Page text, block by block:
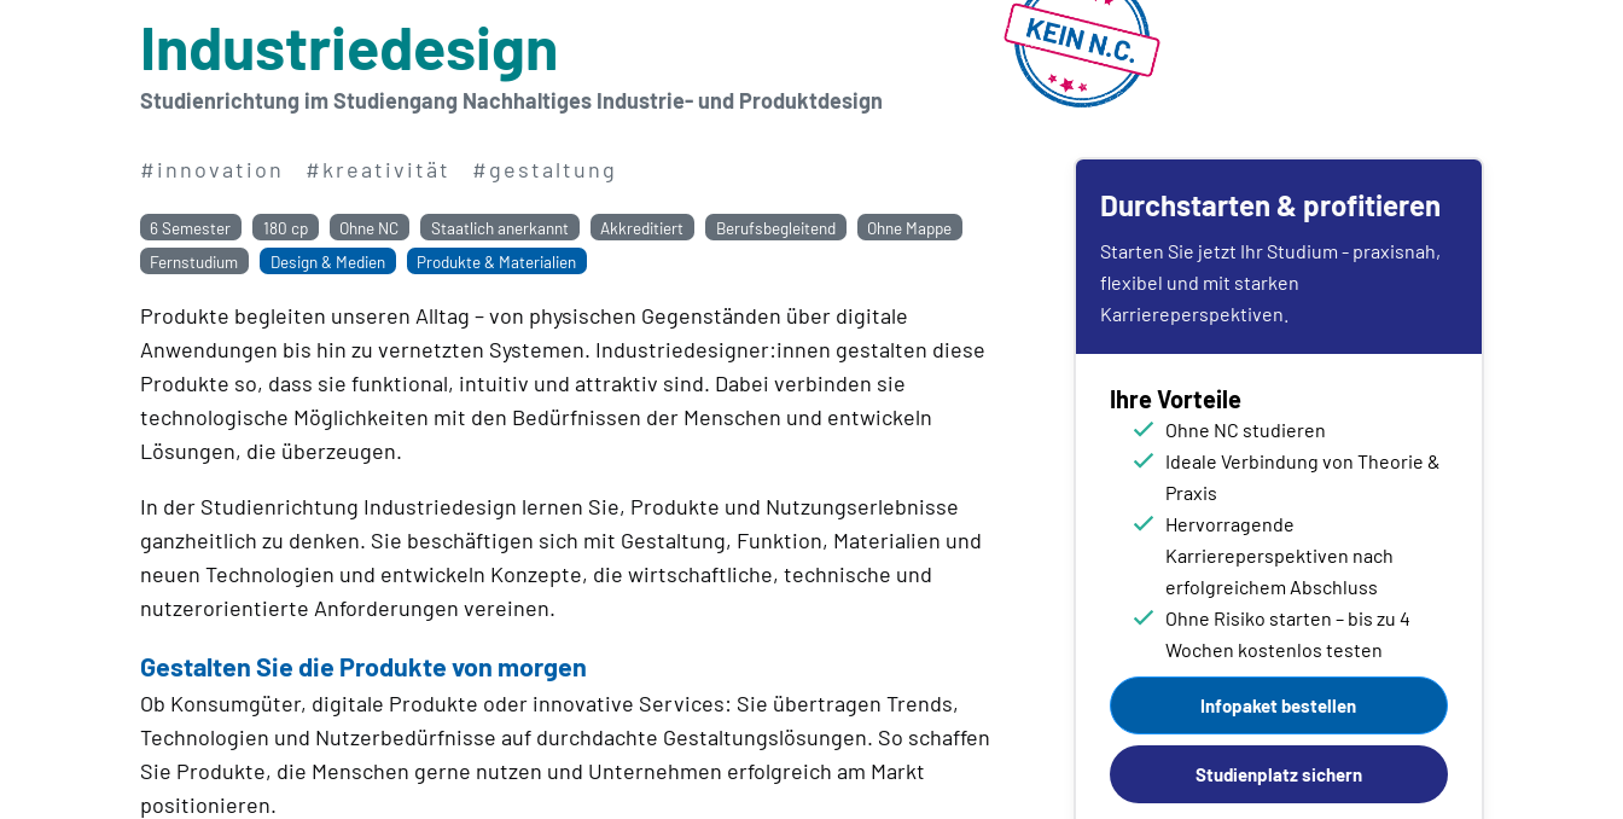
Industriedesign
Studienrichtung im Studiengang Nachhaltiges Industrie- und Produktdesign
#innovation #kreativität #gestaltung
6 Semester 180 cp Ohne NC Staatlich anerkannt Akkreditiert Berufsbegleitend
Ohne Mappe
Fernstudium
Design & Medien Produkte & Materialien
Produkte begleiten unseren Alltag – von physischen Gegenständen über digitale
Anwendungen bis hin zu vernetzten Systemen. Industriedesigner:innen gestalten diese
Produkte so, dass sie funktional, intuitiv und attraktiv sind. Dabei verbinden sie
technologische Möglichkeiten mit den Bedürfnissen der Menschen und entwickeln
Lösungen, die überzeugen.
In der Studienrichtung Industriedesign lernen Sie, Produkte und Nutzungserlebnisse
ganzheitlich zu denken. Sie beschäftigen sich mit Gestaltung, Funktion, Materialien und
neuen Technologien und entwickeln Konzepte, die wirtschaftliche, technische und
nutzerorientierte Anforderungen vereinen.
Gestalten Sie die Produkte von morgen
Ob Konsumgüter, digitale Produkte oder innovative Services: Sie übertragen Trends,
Technologien und Nutzerbedürfnisse auf durchdachte Gestaltungslösungen. So schaffen
Sie Produkte, die Menschen gerne nutzen und Unternehmen erfolgreich am Markt
positionieren.
Durchstarten & profitieren
Starten Sie jetzt Ihr Studium - praxisnah,
flexibel und mit starken
Karriereperspektiven.
Ihre Vorteile
Ohne NC studieren
Ideale Verbindung von Theorie &
Praxis
Hervorragende
Karriereperspektiven nach
erfolgreichem Abschluss
Ohne Risiko starten – bis zu 4
Wochen kostenlos testen
Infopaket bestellen
Studienplatz sichern